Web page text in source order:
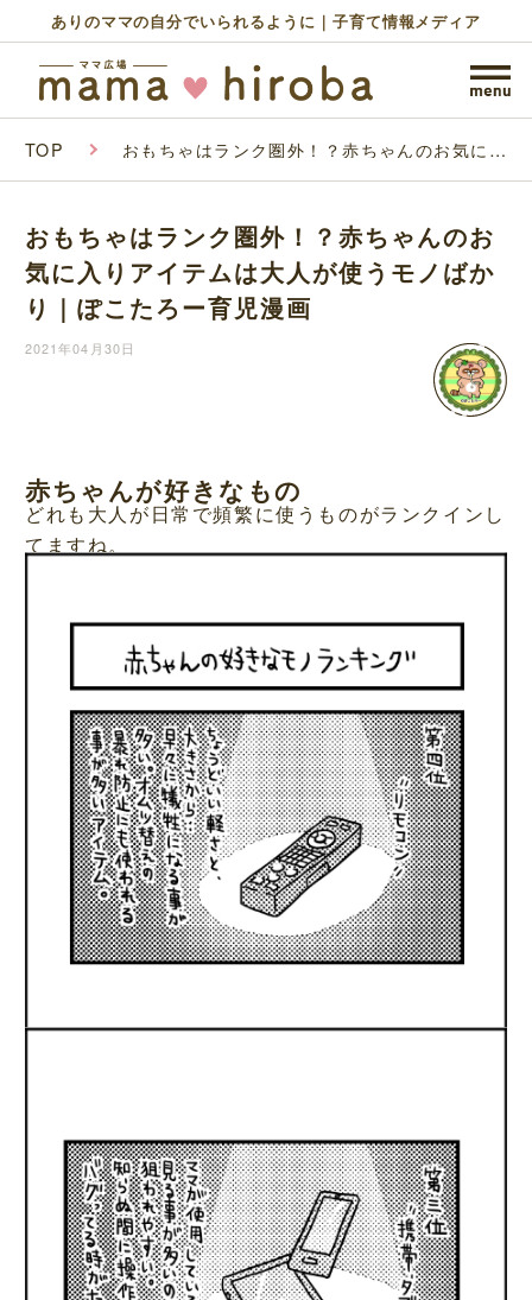
ありのママの自分でいられるように｜子育て情報メディア
TOP おもちゃはランク圏外！？赤ちゃんのお気に入
ー育児漫画
おもちゃはランク圏外！？赤ちゃんのお
気に入りアイテムは大人が使うモノばか
り｜ぽこたろー育児漫画
2021年04月30日
赤ちゃんが好きなもの
どれも大人が日常で頻繁に使うものがランクインし
てますね。